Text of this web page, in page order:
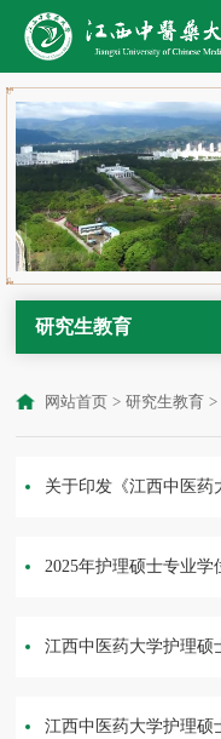
研究生教育
网站首页 > 研究生教育 >